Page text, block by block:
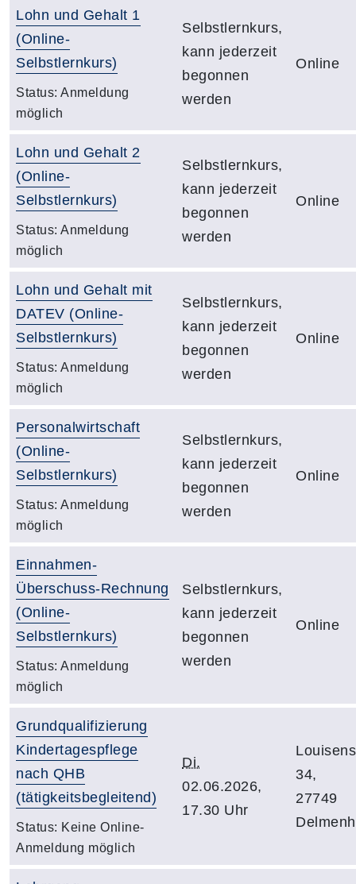
Lohn und Gehalt 1
(Online-
Selbstlernkurs)
Status: Anmeldung
möglich
Selbstlernkurs,
kann jederzeit
begonnen
werden
Online
Lohn und Gehalt 2
(Online-
Selbstlernkurs)
Status: Anmeldung
möglich
Selbstlernkurs,
kann jederzeit
begonnen
werden
Online
Lohn und Gehalt mit
DATEV (Online-
Selbstlernkurs)
Status: Anmeldung
möglich
Selbstlernkurs,
kann jederzeit
begonnen
werden
Online
Personalwirtschaft
(Online-
Selbstlernkurs)
Status: Anmeldung
möglich
Selbstlernkurs,
kann jederzeit
begonnen
werden
Online
Einnahmen-
Überschuss-Rechnung
(Online-
Selbstlernkurs)
Status: Anmeldung
möglich
Selbstlernkurs,
kann jederzeit
begonnen
werden
Online
Grundqualifizierung
Kindertagespflege
nach QHB
(tätigkeitsbegleitend)
Status: Keine Online-
Anmeldung möglich
Di.
02.06.2026,
17.30 Uhr
34,
27749